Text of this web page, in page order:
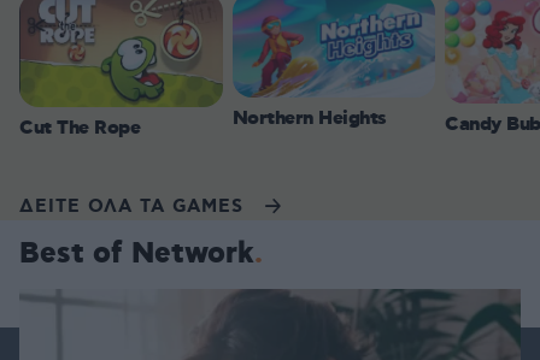
Cut The Rope Northern Heights Candy
ΔΕΙΤΕ ΟΛΑ ΤΑ GAMES
Best of Network